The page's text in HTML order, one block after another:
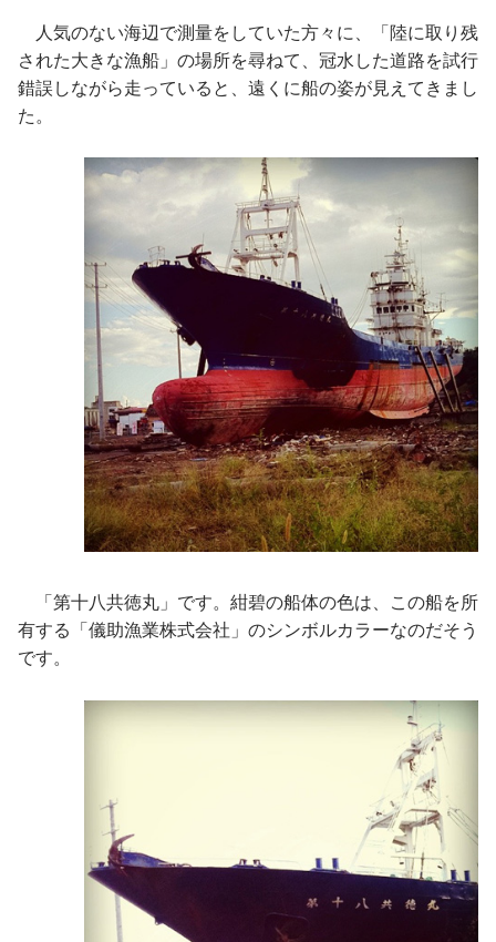
人気のない海辺で測量をしていた方々に、「陸に取り残
された大きな漁船」の場所を尋ねて、冠水した道路を試行
錯誤しながら走っていると、遠くに船の姿が見えてきまし
た。
「第十八共徳丸」です。紺碧の船体の色は、この船を所
有する「儀助漁業株式会社」のシンボルカラーなのだそう
です。